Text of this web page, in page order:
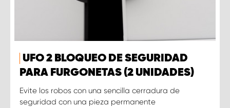
UFO 2 BLOQUEO DE SEGURIDAD
PARA FURGONETAS (2 UNIDADES)
Evite los robos con una sencilla cerradura de
seguridad con una pieza permanente